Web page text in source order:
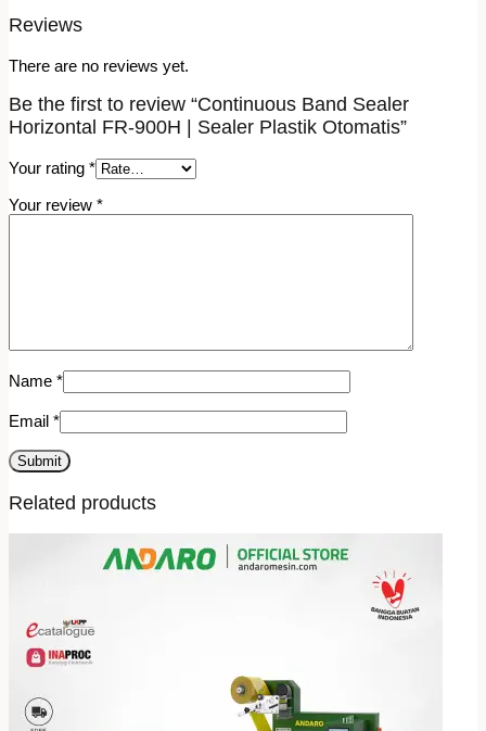
Reviews
There are no reviews yet.
Be the first to review “Continuous Band Sealer
Horizontal FR-900H | Sealer Plastik Otomatis”
Your rating *
Your review *
Name *
Email *
Related products